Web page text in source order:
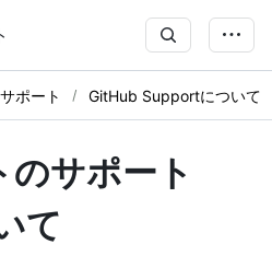
ポート GitHub Supportについて
サポート
て